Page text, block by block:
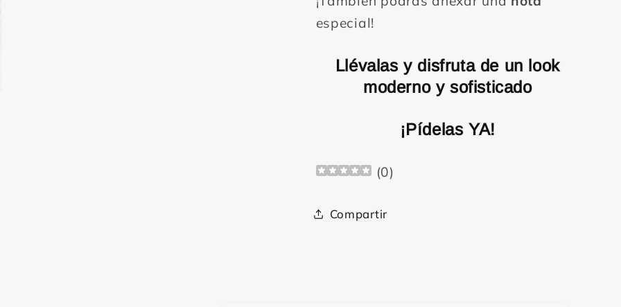
especial!
Llévalas y disfruta de un look
moderno y sofisticado
¡Pídelas YA!
(0)
Compartir